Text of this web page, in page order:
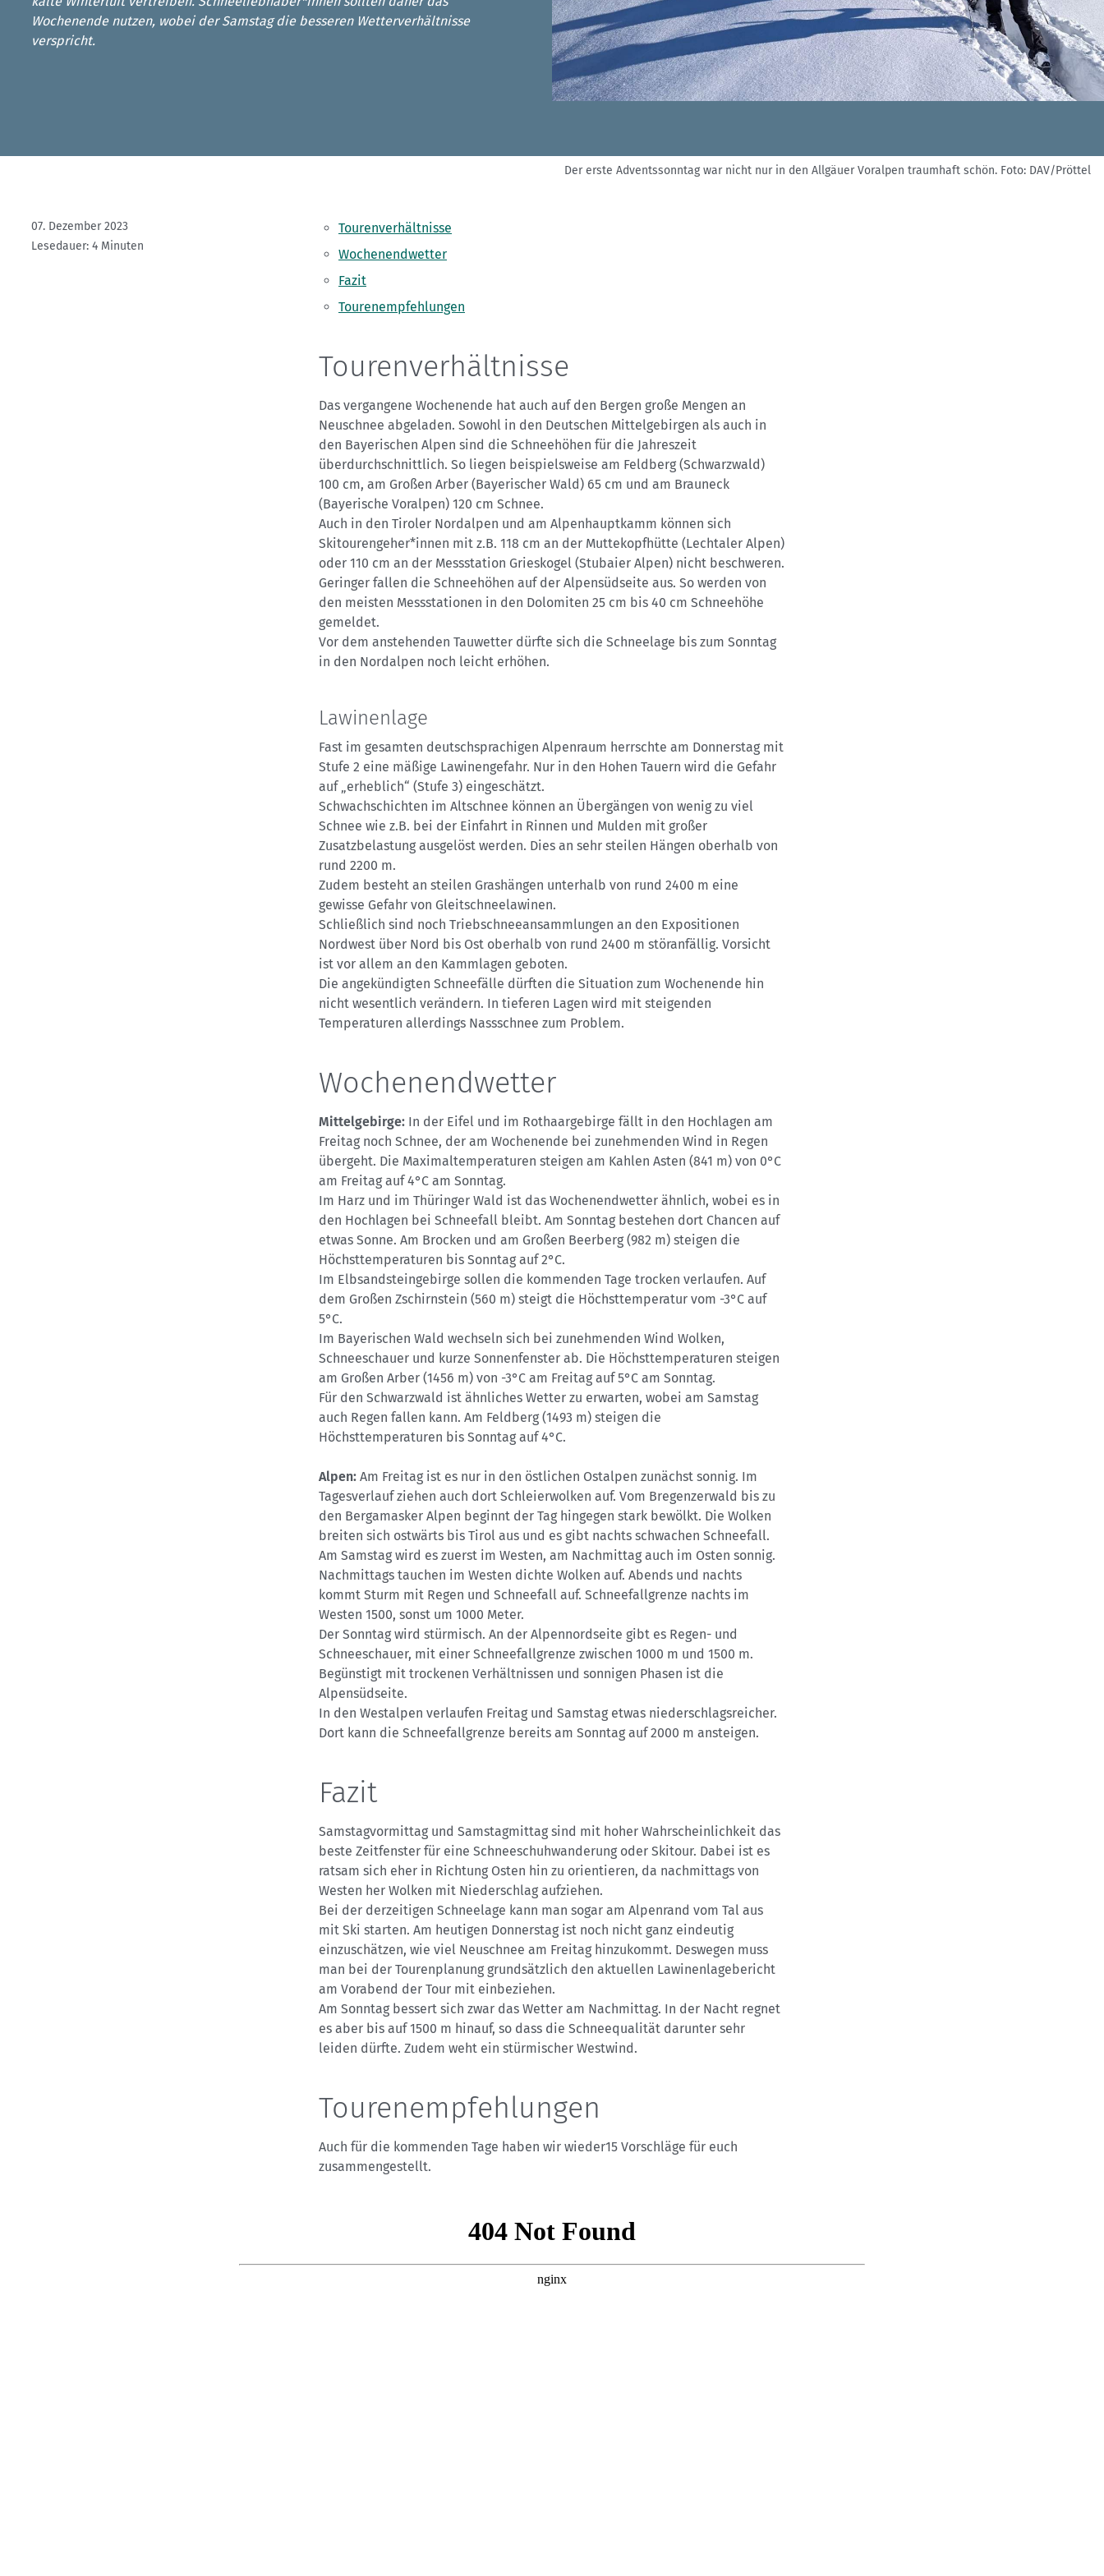
Wandern und Bergsteigen
Wettkampfklettern
Wochenende nutzen, wobei der Samstag die besseren Wetterverhältnisse
verspricht.
Der erste Adventssonntag war nicht nur in den Allgäuer Voralpen traumhaft schön. Foto: DAV/Pröttel
07. Dezember 2023
Lesedauer: 4 Minuten
Tourenverhältnisse
Wochenendwetter
Fazit
Tourenempfehlungen
Tourenverhältnisse
Das vergangene Wochenende hat auch auf den Bergen große Mengen an
Neuschnee abgeladen. Sowohl in den Deutschen Mittelgebirgen als auch in
den Bayerischen Alpen sind die Schneehöhen für die Jahreszeit
überdurchschnittlich. So liegen beispielsweise am Feldberg (Schwarzwald)
100 cm, am Großen Arber (Bayerischer Wald) 65 cm und am Brauneck
(Bayerische Voralpen) 120 cm Schnee.
Auch in den Tiroler Nordalpen und am Alpenhauptkamm können sich
Skitourengeher*innen mit z.B. 118 cm an der Muttekopfhütte (Lechtaler Alpen)
oder 110 cm an der Messstation Grieskogel (Stubaier Alpen) nicht beschweren.
Geringer fallen die Schneehöhen auf der Alpensüdseite aus. So werden von
den meisten Messstationen in den Dolomiten 25 cm bis 40 cm Schneehöhe
gemeldet.
Vor dem anstehenden Tauwetter dürfte sich die Schneelage bis zum Sonntag
in den Nordalpen noch leicht erhöhen.
Lawinenlage
Fast im gesamten deutschsprachigen Alpenraum herrschte am Donnerstag mit
Stufe 2 eine mäßige Lawinengefahr. Nur in den Hohen Tauern wird die Gefahr
auf „erheblich“ (Stufe 3) eingeschätzt.
Schwachschichten im Altschnee können an Übergängen von wenig zu viel
Schnee wie z.B. bei der Einfahrt in Rinnen und Mulden mit großer
Zusatzbelastung ausgelöst werden. Dies an sehr steilen Hängen oberhalb von
rund 2200 m.
Zudem besteht an steilen Grashängen unterhalb von rund 2400 m eine
gewisse Gefahr von Gleitschneelawinen.
Schließlich sind noch Triebschneeansammlungen an den Expositionen
Nordwest über Nord bis Ost oberhalb von rund 2400 m störanfällig. Vorsicht
ist vor allem an den Kammlagen geboten.
Die angekündigten Schneefälle dürften die Situation zum Wochenende hin
nicht wesentlich verändern. In tieferen Lagen wird mit steigenden
Temperaturen allerdings Nassschnee zum Problem.
Wochenendwetter
Mittelgebirge: In der Eifel und im Rothaargebirge fällt in den Hochlagen am
Freitag noch Schnee, der am Wochenende bei zunehmenden Wind in Regen
übergeht. Die Maximaltemperaturen steigen am Kahlen Asten (841 m) von 0°C
am Freitag auf 4°C am Sonntag.
Im Harz und im Thüringer Wald ist das Wochenendwetter ähnlich, wobei es in
den Hochlagen bei Schneefall bleibt. Am Sonntag bestehen dort Chancen auf
etwas Sonne. Am Brocken und am Großen Beerberg (982 m) steigen die
Höchsttemperaturen bis Sonntag auf 2°C.
Im Elbsandsteingebirge sollen die kommenden Tage trocken verlaufen. Auf
dem Großen Zschirnstein (560 m) steigt die Höchsttemperatur vom -3°C auf
5°C.
Im Bayerischen Wald wechseln sich bei zunehmenden Wind Wolken,
Schneeschauer und kurze Sonnenfenster ab. Die Höchsttemperaturen steigen
am Großen Arber (1456 m) von -3°C am Freitag auf 5°C am Sonntag.
Für den Schwarzwald ist ähnliches Wetter zu erwarten, wobei am Samstag
auch Regen fallen kann. Am Feldberg (1493 m) steigen die
Höchsttemperaturen bis Sonntag auf 4°C.
Alpen: Am Freitag ist es nur in den östlichen Ostalpen zunächst sonnig. Im
Tagesverlauf ziehen auch dort Schleierwolken auf. Vom Bregenzerwald bis zu
den Bergamasker Alpen beginnt der Tag hingegen stark bewölkt. Die Wolken
breiten sich ostwärts bis Tirol aus und es gibt nachts schwachen Schneefall.
Am Samstag wird es zuerst im Westen, am Nachmittag auch im Osten sonnig.
Nachmittags tauchen im Westen dichte Wolken auf. Abends und nachts
kommt Sturm mit Regen und Schneefall auf. Schneefallgrenze nachts im
Westen 1500, sonst um 1000 Meter.
Der Sonntag wird stürmisch. An der Alpennordseite gibt es Regen- und
Schneeschauer, mit einer Schneefallgrenze zwischen 1000 m und 1500 m.
Begünstigt mit trockenen Verhältnissen und sonnigen Phasen ist die
Alpensüdseite.
In den Westalpen verlaufen Freitag und Samstag etwas niederschlagsreicher.
Dort kann die Schneefallgrenze bereits am Sonntag auf 2000 m ansteigen.
Fazit
Samstagvormittag und Samstagmittag sind mit hoher Wahrscheinlichkeit das
beste Zeitfenster für eine Schneeschuhwanderung oder Skitour. Dabei ist es
ratsam sich eher in Richtung Osten hin zu orientieren, da nachmittags von
Westen her Wolken mit Niederschlag aufziehen.
Bei der derzeitigen Schneelage kann man sogar am Alpenrand vom Tal aus
mit Ski starten. Am heutigen Donnerstag ist noch nicht ganz eindeutig
einzuschätzen, wie viel Neuschnee am Freitag hinzukommt. Deswegen muss
man bei der Tourenplanung grundsätzlich den aktuellen Lawinenlagebericht
am Vorabend der Tour mit einbeziehen.
Am Sonntag bessert sich zwar das Wetter am Nachmittag. In der Nacht regnet
es aber bis auf 1500 m hinauf, so dass die Schneequalität darunter sehr
leiden dürfte. Zudem weht ein stürmischer Westwind.
Tourenempfehlungen
Auch für die kommenden Tage haben wir wieder15 Vorschläge für euch
zusammengestellt.